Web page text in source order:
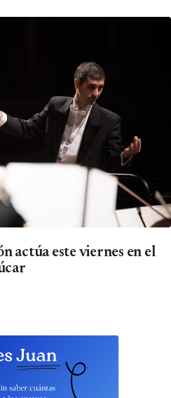
actúa este viernes en el